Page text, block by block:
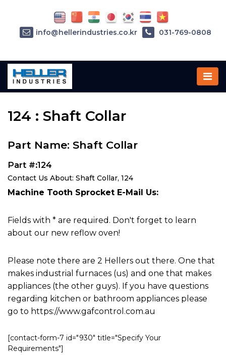
Home»Parts»124
124 : Shaft Collar
Part Name: Shaft Collar
Part #:124
Contact Us About: Shaft Collar, 124
Machine Tooth Sprocket E-Mail Us:
Fields with * are required. Don't forget to learn
about our new reflow oven!
Please note there are 2 Hellers out there. One that
makes industrial furnaces (us) and one that makes
appliances (the other guys). If you have questions
regarding kitchen or bathroom appliances please
go to https://www.gafcontrol.com.au
[contact-form-7 id="930" title="Specify Your
Requirements"]
info@hellerindustries.co.kr 031-769-0808